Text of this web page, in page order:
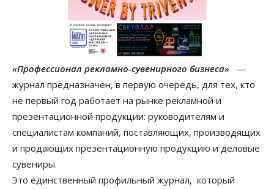
«Профессионал рекламно-сувенирного бизнеса» —
журнал предназначен, в первую очередь, для тех, кто
не первый год работает на рынке рекламной и
презентационной продукции: руководителям и
специалистам компаний, поставляющих, производящих
и продающих презентационную продукцию и деловые
сувениры.
Это единственный профильный журнал, который